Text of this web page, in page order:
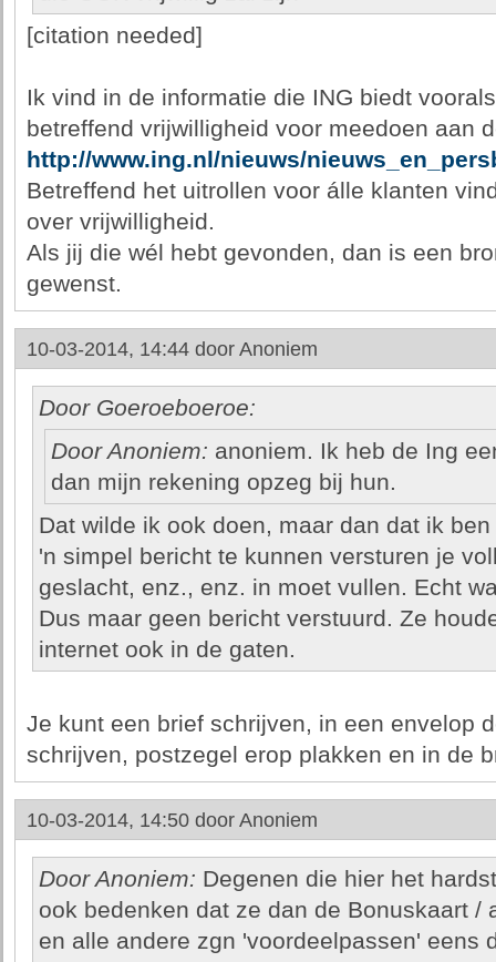
[citation needed]
Ik vind in de informatie die ING biedt
betreffend vrijwilligheid voor meedoen aan
http://www.ing.nl/nieuws/
Betreffend het uitrollen voor álle klanten
over vrijwilligheid.
Als jij die wél hebt gevonden, dan is een
gewenst.
10-03-2014, 14:44 door Anoniem
Door Goeroeboeroe:
Door Anoniem: anoniem. Ik heb de Ing
dan mijn rekening opzeg bij hun.
Dat wilde ik ook doen, maar dan dat ik
'n simpel bericht te kunnen versturen je
geslacht, enz., enz. in moet vullen. Echt
Dus maar geen bericht verstuurd. Ze
internet ook in de gaten.
Je kunt een brief schrijven, in een envelop
schrijven, postzegel erop plakken en in de
10-03-2014, 14:50 door Anoniem
Door Anoniem: Degenen die hier het
ook bedenken dat ze dan de Bonuskaart /
en alle andere zgn 'voordeelpassen' eens